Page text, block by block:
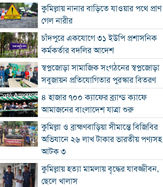
কুমিল্লায় নানার বাড়িতে যাওয়ার পথে প্রাণ
গেল নারীর
চাঁদপুরে একযোগে ৩১ ইউপি প্রশাসনিক
কর্মকর্তার বদলির আদেশ
স্বপ্নজোড়া সামাজিক সংগঠনের স্বপ্নজোড়া
সবুজায়ন প্রতিযোগিতার পুরস্কার বিতরণ
৪ হাজার ৭০০ ক্যাফের ব্র্যান্ড ক্যাফে
আমাজনের বাংলাদেশ যাত্রা শুরু
কুমিল্লা ও ব্রাহ্মণবাড়িয়া সীমান্তে বিজিবির
অভিযানে ২৬ লাখ টাকার ভারতীয় পণ্যসহ
আটক ৩
কুমিল্লায় হত্যা মামলায় বৃদ্ধের যাবজ্জীবন,
ছেলে খালাস